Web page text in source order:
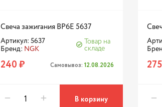
Свеча зажигания BP6E 5637
Артикул: 5637
Бренд: NGK
Товар на
складе
240 ₽ Самовывоз: 12.08.2026
В корзину